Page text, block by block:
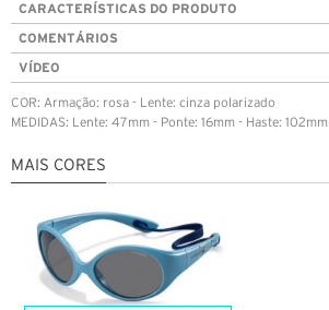
CARACTERÍSTICAS DO PRODUTO
COMENTÁRIOS
VÍDEO
COR: Armação: rosa - Lente: cinza polarizado
MEDIDAS: Lente: 47mm - Ponte: 16mm - Haste: 102mm
MAIS CORES